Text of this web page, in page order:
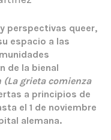
perspectivas queer,
espacio a las
de la bienal
(La grieta comienza
a principios de
el 1 de noviembre
alemana.